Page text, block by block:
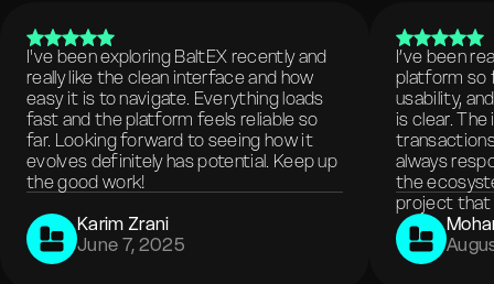
I've been exploring BaltEX recently and
really like the clean interface and how
easy it is to navigate. Everything loads
fast and the platform feels reliable so
far. Looking forward to seeing how it
evolves definitely has potential. Keep up
the good work!
Karim Zrani
June 7, 2025
I’ve been
platform so
usability,
is clear.
always
the
project that